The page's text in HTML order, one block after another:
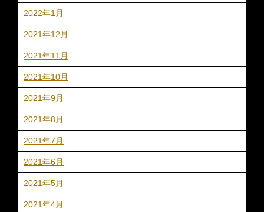
2022年1月
2021年12月
2021年11月
2021年10月
2021年9月
2021年8月
2021年7月
2021年6月
2021年5月
2021年4月